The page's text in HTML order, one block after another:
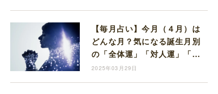
【毎月占い】今月（４月）は
どんな月？気になる誕生月別
の「全体運」「対人運」「金
運」お教えします。
2025年03月29日